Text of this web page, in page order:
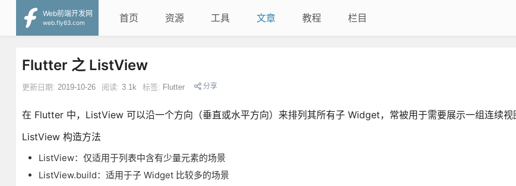
Web前端开发网
web.fly63.com
首页 资源 工具 文章 教程 栏目
Flutter 之 ListView
更新日期: 2019-10-26 阅读: 3.1k 标签: Flutter 分享
在 Flutter 中，ListView 可以沿一个方向（垂直或水平方向）来排列其所有子 Widget，常被用于需要展示一组连续视
ListView 构造方法
ListView：仅适用于列表中含有少量元素的场景
ListView.build：适用于子 Widget 比较多的场景